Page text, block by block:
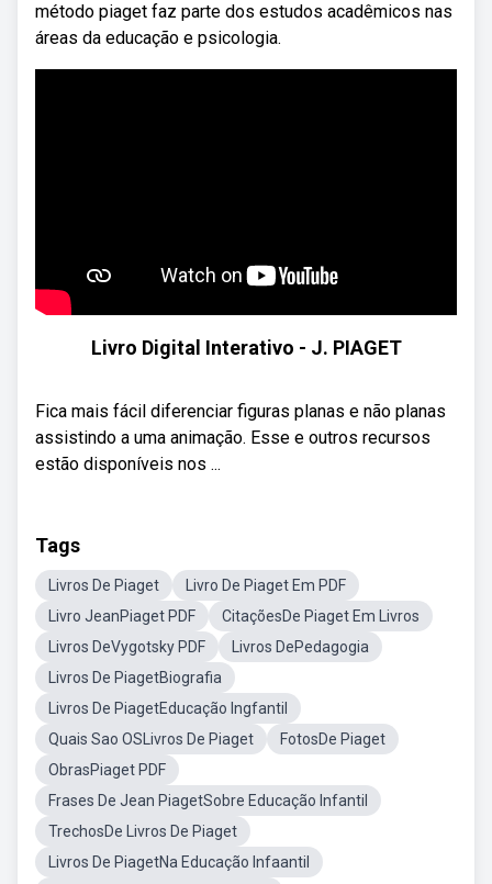
método piaget faz parte dos estudos acadêmicos nas
áreas da educação e psicologia.
Livro Digital Interativo - J. PIAGET
Fica mais fácil diferenciar figuras planas e não planas
assistindo a uma animação. Esse e outros recursos
estão disponíveis nos ...
Tags
Livros De Piaget
Livro De Piaget Em PDF
Livro JeanPiaget PDF
CitaçõesDe Piaget Em Livros
Livros DeVygotsky PDF
Livros DePedagogia
Livros De PiagetBiografia
Livros De PiagetEducação Ingfantil
Quais Sao OSLivros De Piaget
FotosDe Piaget
ObrasPiaget PDF
Frases De Jean PiagetSobre Educação Infantil
TrechosDe Livros De Piaget
Livros De PiagetNa Educação Infaantil